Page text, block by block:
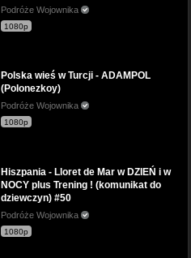
Podróże Wojownika
1080p
Polska wieś w Turcji - ADAMPOL
(Polonezkoy)
Podróże Wojownika
1080p
Hiszpania - Lloret de Mar w DZIEŃ i w
NOCY plus Trening ! (komunikat do
dziewczyn) #50
Podróże Wojownika
1080p